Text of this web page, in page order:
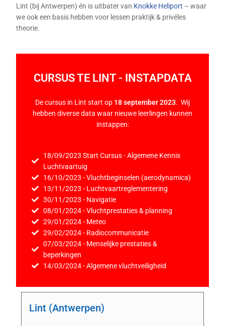
Lint (bij Antwerpen) én is uitbater van Knokke Heliport – waar
we ook een basis hebben voor lessen praktijk & privéles
theorie.
CURSUS TE LINT - INSTAPDATA
De cursus in Lint start op 18 september 2023. Wij
hebben diverse data waar nieuwe leerlingen kunnen
instappen:
18/09/2023 Start Cursus - Algemene Kennis
Luchtvaartuig
16/10/2023 - Vluchtbeginselen (aerodynamica)
13/11/2023 - Luchtvaartreglementering
30/11/2023 - Navigatie
08/01/2024 - Vluchtprestaties & planning
29/01/2024 - Meteo
29/02/2024 - Radiocommunicatie
07/03/2024 - Menselijke prestaties &
beperkingen
14/03/2024 - Algemene vluchtveiligheid
Lint (Antwerpen)